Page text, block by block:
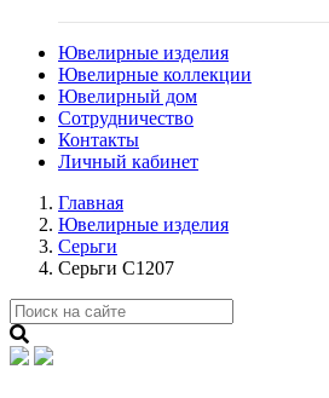
Ювелирные изделия
Ювелирные коллекции
Ювелирный дом
Сотрудничество
Контакты
Личный кабинет
Главная
Ювелирные изделия
Серьги
Серьги С1207